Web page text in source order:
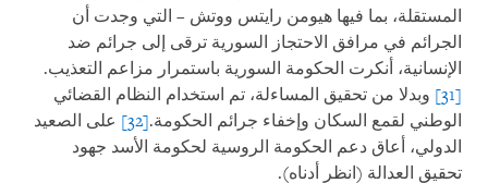
المستقلة، بما فيها هيومن رايتس ووتش – التي وجدت أن
الجرائم في مرافق الاحتجاز السورية ترقى إلى جرائم ضد
الإنسانية، أنكرت الحكومة السورية باستمرار مزاعم التعذيب.
[31]
وبدلا من تحقيق المساءلة، تم استخدام النظام القضائي
الوطني لقمع السكان وإخفاء جرائم الحكومة.[32]
على الصعيد
الدولي، أعاق دعم الحكومة الروسية لحكومة الأسد جهود
تحقيق العدالة (انظر أدناه).